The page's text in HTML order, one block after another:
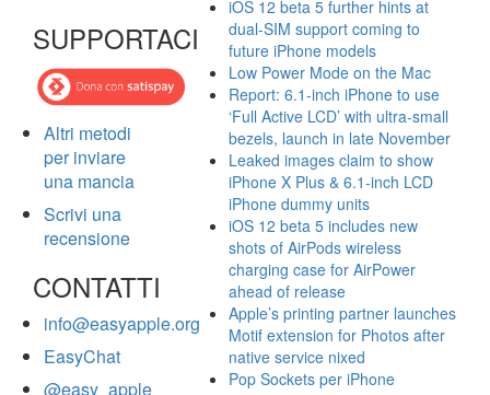
SUPPORTACI
Altri metodi
per inviare
una mancia
Scrivi una
recensione
CONTATTI
info@easyapple.org
EasyChat
@easy_apple
iOS 12 beta 5 further hints at
dual-SIM support coming to
future iPhone models
Low Power Mode on the Mac
Report: 6.1-inch iPhone to use
‘Full Active LCD’ with ultra-small
bezels, launch in late November
Leaked images claim to show
iPhone X Plus & 6.1-inch LCD
iPhone dummy units
iOS 12 beta 5 includes new
shots of AirPods wireless
charging case for AirPower
ahead of release
Apple’s printing partner launches
Motif extension for Photos after
native service nixed
Pop Sockets per iPhone